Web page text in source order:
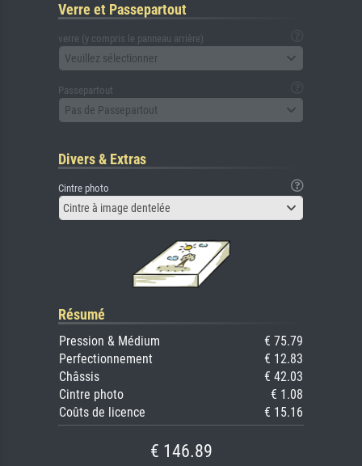
Verre et Passepartout
verre (y compris le panneau arrière)
Veuillez sélectionner
Passepartout
Pas de Passepartout
Divers & Extras
Cintre photo
Cintre à image dentelée
Résumé
Pression & Médium
€ 75.79
Perfectionnement
€ 12.83
Châssis
€ 42.03
Cintre photo
€ 1.08
Coûts de licence
€ 15.16
€ 146.89